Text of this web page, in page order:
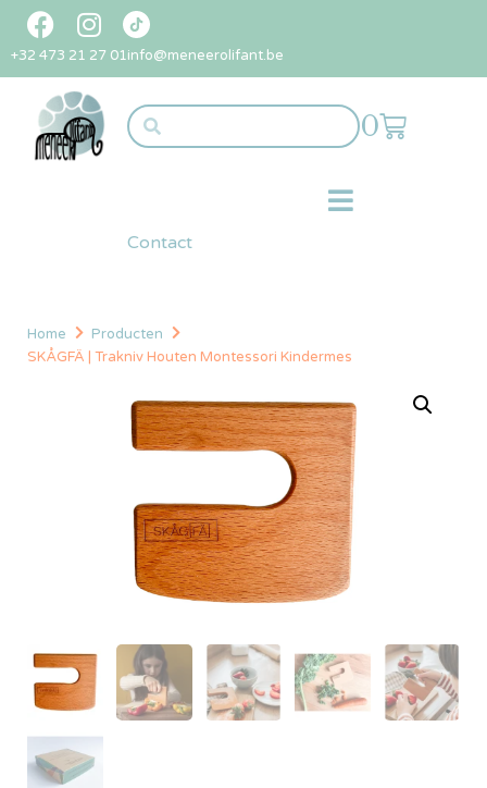
+32 473 21 27 01info@meneerolifant.be
0
Contact
Home
Producten
SKÅGFÄ | Trakniv Houten Montessori Kindermes